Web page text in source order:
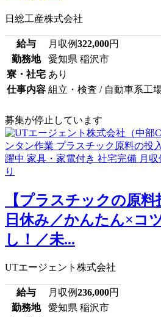
日総工産株式会社
給与 月収例322,000円
勤務地
愛知県 稲沢市
寮・社宅 あり
仕事内容 組立・検査 / 自動車系工
募集が停止しています
【プラスチックの原
日休み／かんたん×コ
し！／未...
UTエージェント株式会社
給与 月収例236,000円
勤務地
愛知県 稲沢市